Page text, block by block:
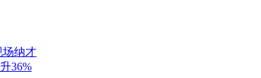
场纳才
36%